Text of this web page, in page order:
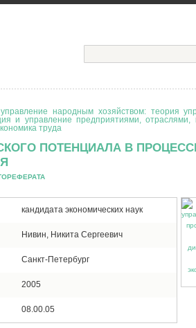
народным хозяйством: теория
и управление предприятиями, отраслями,
труда
ПОТЕНЦИАЛА В
кандидата экономических наук
Нивин, Никита Сергеевич
Санкт-Петербург
2005
08.00.05